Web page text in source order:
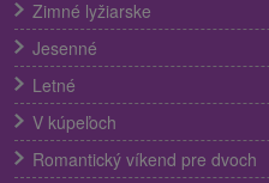
Zimné lyžiarske
Jesenné
Letné
V kúpeľoch
Romantický víkend pre dvoch